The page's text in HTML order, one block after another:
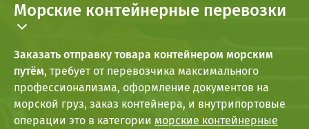
Морские контейнерные перевозки
Заказать отправку товара контейнером морским
путём, требует от перевозчика максимального
профессионализма, оформление документов на
морской груз, заказ контейнера, и внутрипортовые
операции это в категории морские контейнерные